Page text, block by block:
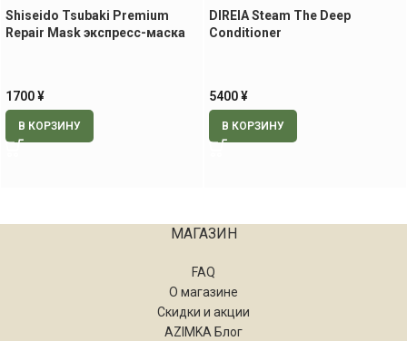
Shiseido Tsubaki Premium
Repair Mask экспресс-маска
1700¥
В КОРЗИНУ
DIREIA Steam The Deep
Conditioner
5400¥
В КОРЗИНУ
МАГАЗИН
FAQ
О магазине
Скидки и акции
AZIMKA Блог